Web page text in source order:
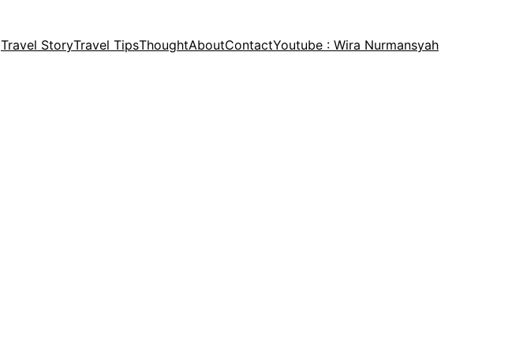
Travel StoryTravel TipsThoughtAboutContactYoutube : Wira Nurmansyah